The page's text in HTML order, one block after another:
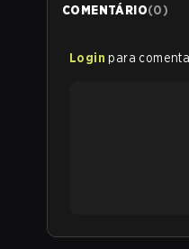
COMENTÁRIO(0)
Login para